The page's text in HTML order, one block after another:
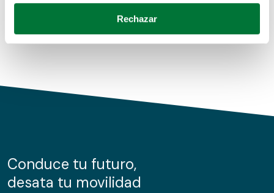
para buscar características específicas (huellas
Obtenga más información sobre cómo se procesan sus
de cookies.
información sobre el uso que haga del sitio web con
nuestros partners de redes sociales, publicidad y análisis
Rechazar
Conduce tu futuro,
desata tu movilidad